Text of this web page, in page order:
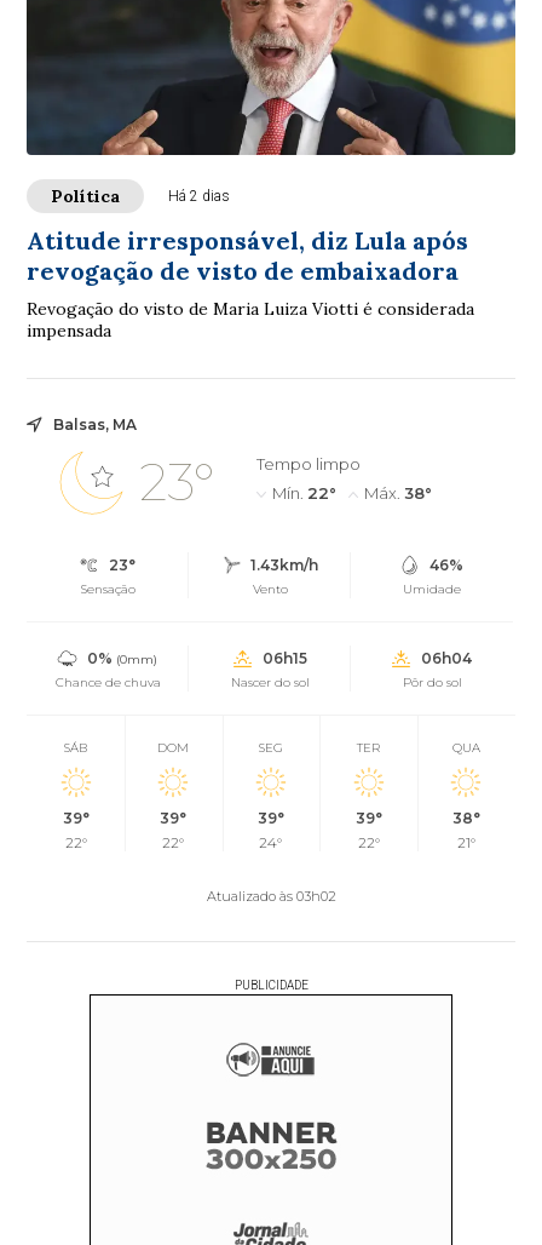
Política Há 2 dias
Atitude irresponsável, diz Lula após
revogação de visto de embaixadora
Revogação do visto de Maria Luiza Viotti é considerada
impensada
Balsas, MA
23°
Tempo limpo
Mín. 22° Máx. 38°
23°
Sensação
1.43km/h
Vento
46%
Umidade
0% (0mm)
Chance de chuva
06h15
Nascer do sol
06h04
Pôr do sol
SÁB
39°
22°
DOM
39°
22°
SEG
39°
24°
TER
39°
22°
QUA
38°
21°
Atualizado às 03h02
PUBLICIDADE